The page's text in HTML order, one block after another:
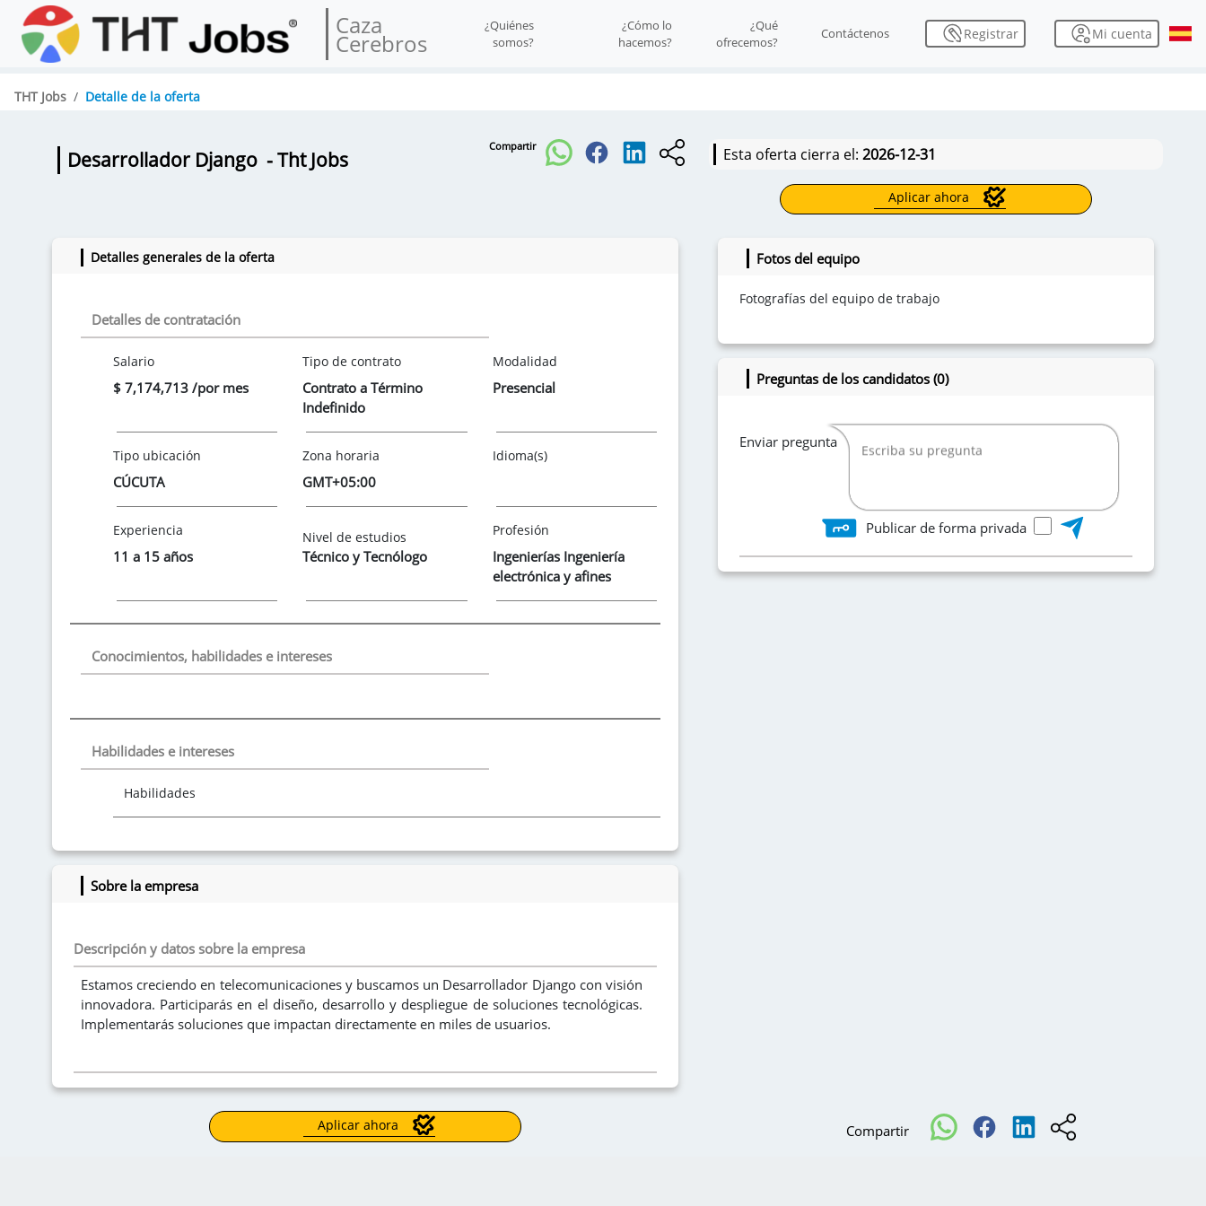
Caza
Cerebros
¿Quiénes
somos?
¿Cómo lo
hacemos?
¿Qué
ofrecemos?
Contáctenos Registrar Mi cuenta
THT Jobs Detalle de la oferta
Desarrollador Django - Tht Jobs
Compartir Esta oferta cierra el: 2026-12-31
Aplicar ahora
Detalles generales de la oferta
Detalles de contratación
Salario
$ 7,174,713 /por mes
Tipo de contrato
Contrato a Término
Indefinido
Modalidad
Presencial
Tipo ubicación
CÚCUTA
Zona horaria
GMT+05:00
Idioma(s)
Experiencia
11 a 15 años
Nivel de estudios
Técnico y Tecnólogo
Profesión
Ingenierías Ingeniería
electrónica y afines
Conocimientos, habilidades e intereses
Habilidades e intereses
Habilidades
Sobre la empresa
Descripción y datos sobre la empresa
Estamos creciendo en telecomunicaciones y buscamos un Desarrollador Django con visión
innovadora. Participarás en el diseño, desarrollo y despliegue de soluciones tecnológicas.
Implementarás soluciones que impactan directamente en miles de usuarios.
Fotos del equipo
Fotografías del equipo de trabajo
Preguntas de los candidatos (0)
Enviar pregunta
Publicar de forma privada
Aplicar ahora Compartir